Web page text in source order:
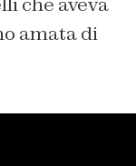
amata di